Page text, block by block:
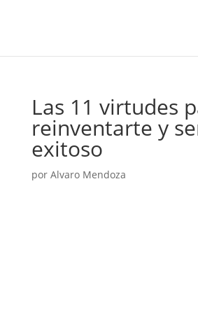
Las 11 virtudes
reinventarte y
exitoso
por Alvaro Mendoza